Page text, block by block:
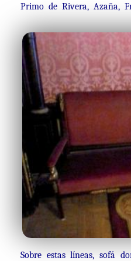
Primo de Rivera, Azaña,
Sobre estas líneas, sofá